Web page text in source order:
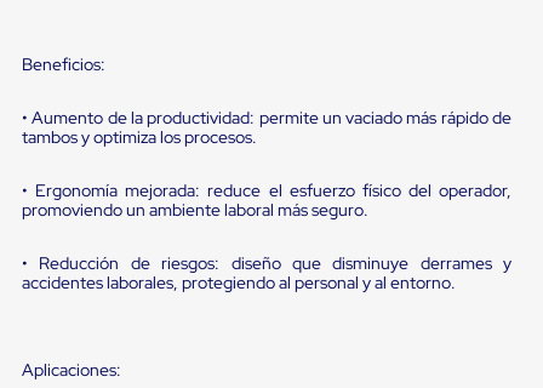
Transportes
Controles
de
Controles
de
Básico
Controles
Diablito
Beneficios:
• Aumento de la productividad: permite un vaciado más rápido de
tambos y optimiza los procesos.
• Ergonomía mejorada: reduce el esfuerzo físico del operador,
promoviendo un ambiente laboral más seguro.
• Reducción de riesgos: diseño que disminuye derrames y
accidentes laborales, protegiendo al personal y al entorno.
Aplicaciones: